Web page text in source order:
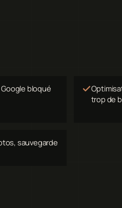
bloqué
trop de
sauvegarde